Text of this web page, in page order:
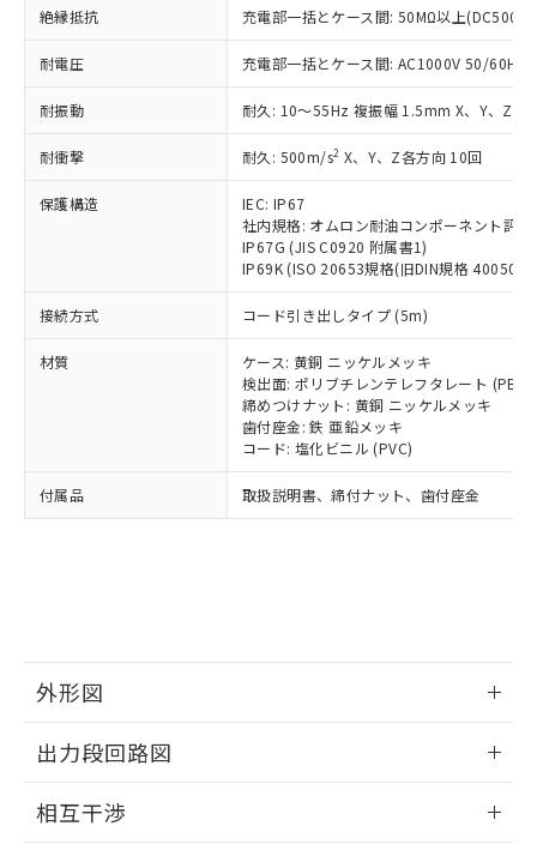
絶縁抵抗 充電部一括とケース間: 50MΩ以上(DC500V
耐電圧 充電部一括とケース間: AC1000V 50/60Hz
耐振動 耐久: 10～55Hz 複振幅 1.5mm X、Y、Z各
耐衝撃 耐久: 500m/s2 X、Y、Z各方向 10回
保護構造
IEC: IP67
社内規格: オムロン耐油コンポーネント評
IP67G (JIS C0920 附属書1)
IP69K (ISO 20653規格(旧DIN規格 40050
接続方式 コード引き出しタイプ (5m)
材質
ケース: 黄銅 ニッケルメッキ
検出面: ポリブチレンテレフタレート (PBT)
締めつけナット: 黄銅 ニッケルメッキ
歯付座金: 鉄 亜鉛メッキ
コード: 塩化ビニル (PVC)
付属品 取扱説明書、締付ナット、歯付座金
外形図
外形図
出力段回路図
相互干渉
在庫状況および標準価格照会結果は、
記載している更新日時点での社内デー
タに基づき作成されるものであり、閲
覧された時点での実際の在庫および標
準価格とは異なる場合があることをご
正式な納期状況および標準価格はお客
様のお取引先、またはお客様担当のオ
ムロン制御機器販売店・当社販売員に
ご相談ください。
オムロン制御機器販売店や当社販売拠
販売ネットワーク
」をご確認
在庫状況および標準価格結果を当社の
事前の承諾なく第三者に漏洩または開
示しないようお願いします。
マイパーツ機能（部品リスト作成サー
ビス）をご利用いただくには、I-Web
メンバーズにご登録されている必要が
お客様が当ウェブサイト上で当社にご
用者の範囲」に記載されている法人を
指します。
むを得ず変更することがあります。
*EU RoHS指令（10物質）：
鉛(Pb) 1000ppm以下、 水銀(Hg) 1000ppm以下、 カド
ミウム(Cd) 100ppm以下、
六価クロム(Cr(Ⅵ)) 1000ppm以下、ポリ臭化ビフェニル
(PBDE) 1000ppm以下、フタル酸ビス(2-エチルヘキシ
ル) (DEHP)(別名：DOP) 1000ppm以下、フタル酸ブチ
ルベンジル（BBP） 1000ppm以下、フタル酸ジブチル
（DBP） 1000ppm以下、フタル酸ジイソブチル
但し、RoHS指令で産業用監視および制御機器に対する
フタル酸エステル類の４物質については閾値を超える意
図的な使用がないことを確認しています。
部品在庫の切り替え状況などにより、予定
月が前後することがあります。
EU RoHS指令（10物質）の非含有証明書
51物質の非含有証明書（当社基準）
るもので、過去に遡って非含有を証明する
ものではありません。
また、RoHS指令のフタル酸エステル類４
物質の対応では、対応完了までの期間は出
荷製品に未対応品が混在することから備考
い合わせください。
Cr(Ⅵ)(六価クロム) : 1000ppm、 PBBs(ポリ臭化ビフェ
ニル類) : 1000ppm、 PBDEs(ポリ臭化ジフェニルエーテ
DBP(フタル酸ジブチル) : 1000ppm、 DIBP(フタル酸ジ
イソブチル) : 1000ppm、 BBP(フタル酸ブチルベンジ
DEHP(フタル酸ビス(2-エチルヘキシル)) : 1000ppm
※2 環境保護使用期限
「ｅ」：有害物質（10物質）のすべてが基
準値以下であることを示します。
「10」：通常の使用状況下において有害物
質が外部に漏えいし、環境に深刻な影響を
及ぼさない年数を意味します。
「－」：未確認です。当社販売部門へお問
為替および外国貿易法に定める商品
（以下｢規制貨物等」という）を輸出
または国外への提供する場合は、日本
国政府の輸出許可(または役務取引許
可)を取得するなどの必要な手続きを
当社は規制貨物を破棄する場合は、完
全に破砕するなど、違法に輸出されな
いよう必要な手段を講じます。
当社は貴社製品を、核兵器、ミサイ
ル、化学兵器、生物兵器またはその他
武器並びにこれらの製造装置等に一切
使用いたしません。
当社は、貴社製品を第三者に販売する
場合は、上記1、2および3の内容を当
該第三者に通知します。また当社は、
販売先および販売に係わる関係者が違
法に輸出するおそれがある場合は、取
一定数以上の在庫あり
一定数には満たないが在庫あり
在庫なし(最新の在庫状況につ
いては、お客様のお取引先、ま
たはお客様担当のオムロン制御
機器販売店・当社販売員にご確
認ください)
受注生産機種、また在庫状況の
情報を公開していない機種